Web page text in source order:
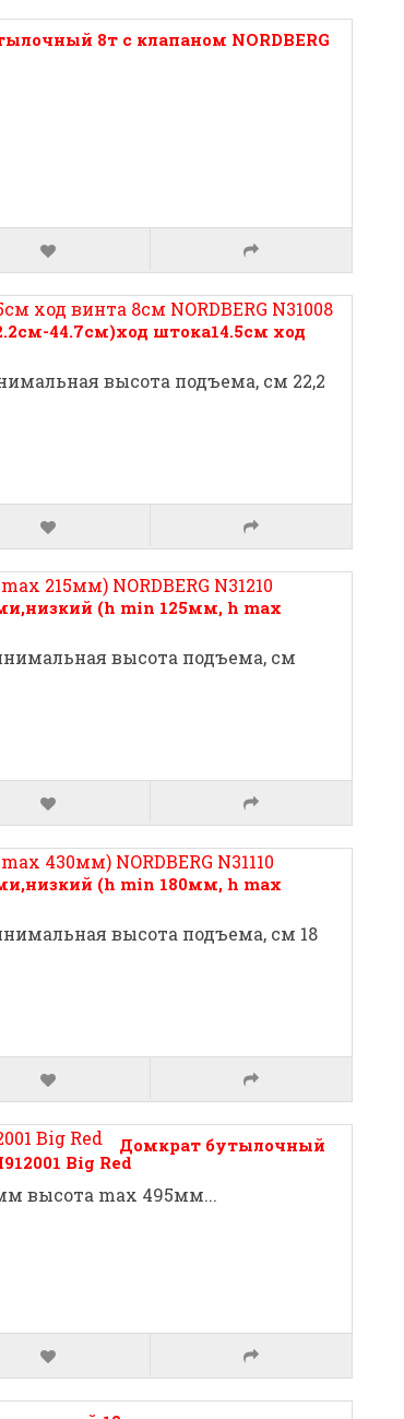
8т с клапаном NORDBERG
44.7см)ход штока14.5см ход
высота подъема, см 22,2
(h min 125мм, h max
высота подъема, см
(h min 180мм, h max
высота подъема, см 18
Домкрат бутылочный
Big Red
высота max 495мм...